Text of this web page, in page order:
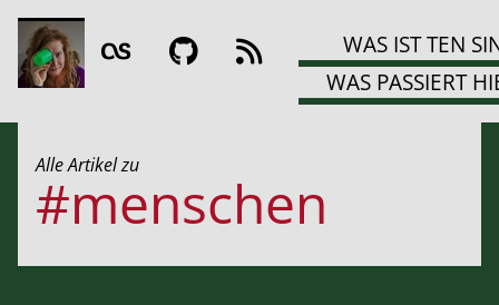
WAS IST TEN
WAS PASSIERT
Alle Artikel zu
#menschen